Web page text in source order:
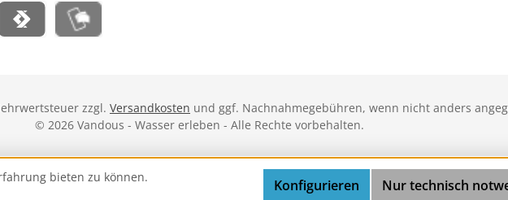
zzgl. Versandkosten und ggf. Nachnahmegebühren, wenn nicht anders
© 2026 Vandous - Wasser erleben - Alle Rechte vorbehalten.
bieten zu können.
Nur technisch
Konfigurieren